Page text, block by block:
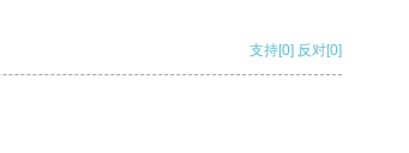
支持[0] 反对[0]